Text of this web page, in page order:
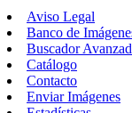
Aviso Legal
Banco de
Buscador
Catálogo
Contacto
Enviar Imágenes